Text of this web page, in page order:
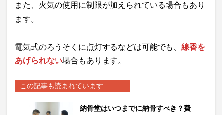
また、火気の使用に制限が加えられている場合もあり
ます。
電気式のろうそくに点灯するなどは可能でも、 線香を
あげられない場合もあります。
この記事も読まれています
納骨堂はいつまでに納骨すべき？費